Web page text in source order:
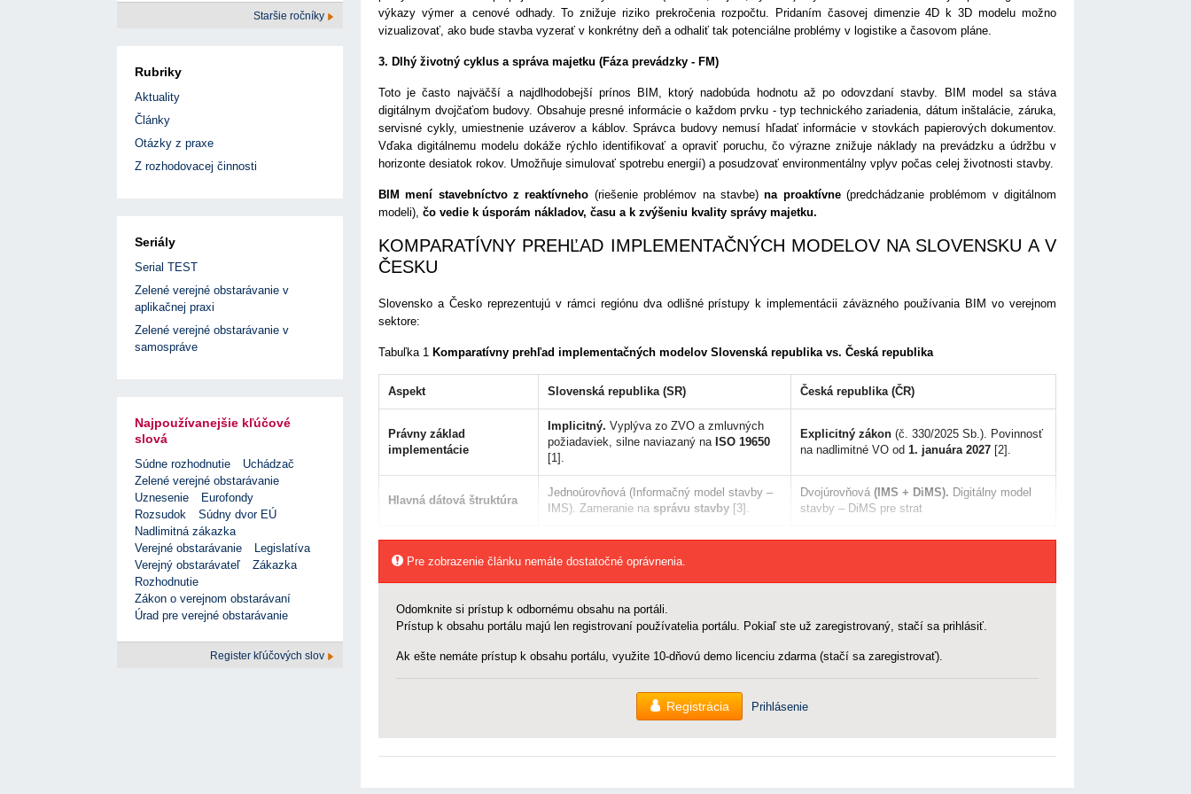
výkazy výmer a cenové odhady. To znižuje riziko prekročenia rozpočtu. Pridaním časovej dimenzie 4D k 3D modelu možno
vizualizovať, ako bude stavba vyzerať v konkrétny deň a odhaliť tak potenciálne problémy v logistike a časovom pláne.
3. Dlhý životný cyklus a správa majetku (Fáza prevádzky - FM)
Toto je často najväčší a najdlhodobejší prínos BIM, ktorý nadobúda hodnotu až po odovzdaní stavby. BIM model sa stáva
digitálnym dvojčaťom budovy. Obsahuje presné informácie o každom prvku - typ technického zariadenia, dátum inštalácie, záruka,
servisné cykly, umiestnenie uzáverov a káblov. Správca budovy nemusí hľadať informácie v stovkách papierových dokumentov.
Vďaka digitálnemu modelu dokáže rýchlo identifikovať a opraviť poruchu, čo výrazne znižuje náklady na prevádzku a údržbu v
horizonte desiatok rokov. Umožňuje simulovať spotrebu energií) a posudzovať environmentálny vplyv počas celej životnosti stavby.
BIM mení stavebníctvo z reaktívneho (riešenie problémov na stavbe)na proaktívne(predchádzanie problémom v digitálnom
modeli), čo vedie k úsporám nákladov, času a k zvýšeniu kvality správy majetku.
KOMPARATÍVNY PREHĽAD IMPLEMENTAČNÝCH MODELOV NA SLOVENSKU A V
ČESKU
Slovensko a Česko reprezentujú v rámci regiónu dva odlišné prístupy k implementácii záväzného používania BIM vo verejnom
sektore:
Tabuľka 1 Komparatívny prehľad implementačných modelov Slovenská republika vs. Česká republika
Aspekt Slovenská republika (SR) Česká republika (ČR)
Právny základ
implementácie
Implicitný. Vyplýva zo ZVO a zmluvných
požiadaviek, silne naviazaný na ISO 19650
[1].
Explicitný zákon (č. 330/2025 Sb.). Povinnosť
na nadlimitné VO od 1. januára 2027 [2].
Hlavná dátová štruktúra
Jednoúrovňová (Informačný model stavby –
IMS). Zameranie na správu stavby [3].
Dvojúrovňová (IMS + DiMS). Digitálny model
stavby – DiMS pre strat
Pre zobrazenie článku nemáte dostatočné oprávnenia.
Odomknite si prístup k odbornému obsahu na portáli.
Prístup k obsahu portálu majú len registrovaní používatelia portálu. Pokiaľ ste už zaregistrovaný, stačí sa prihlásiť.
Ak ešte nemáte prístup k obsahu portálu, využite 10-dňovú demo licenciu zdarma (stačí sa zaregistrovať).
Registrácia Prihlásenie
Staršie ročníky
Rubriky
Aktuality
Články
Otázky z praxe
Z rozhodovacej činnosti
Seriály
Serial TEST
Zelené verejné obstarávanie v
aplikačnej praxi
Zelené verejné obstarávanie v
samospráve
Najpoužívanejšie kľúčové
slová
Súdne rozhodnutie
Uchádzač
Zelené verejné obstarávanie
Uznesenie
Eurofondy
Rozsudok
Súdny dvor EÚ
Nadlimitná zákazka
Verejné obstarávanie
Legislatíva
Verejný obstarávateľ
Zákazka
Rozhodnutie
Zákon o verejnom obstarávaní
Úrad pre verejné obstarávanie
Register kľúčových slov